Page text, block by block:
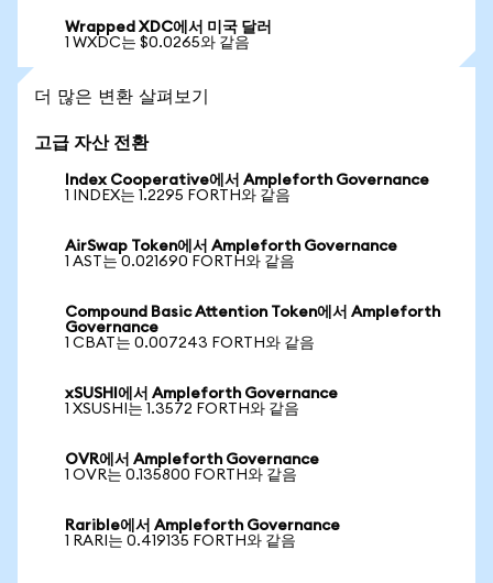
Wrapped XDC에서 미국 달러
1 WXDC는 $0.0265와 같음
더 많은 변환 살펴보기
고급 자산 전환
Index Cooperative에서 Ampleforth Governance
1 INDEX는 1.2295 FORTH와 같음
AirSwap Token에서 Ampleforth Governance
1 AST는 0.021690 FORTH와 같음
Compound Basic Attention Token에서 Ampleforth
Governance
1 CBAT는 0.007243 FORTH와 같음
xSUSHI에서 Ampleforth Governance
1 XSUSHI는 1.3572 FORTH와 같음
OVR에서 Ampleforth Governance
1 OVR는 0.135800 FORTH와 같음
Rarible에서 Ampleforth Governance
1 RARI는 0.419135 FORTH와 같음